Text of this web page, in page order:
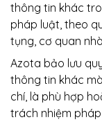
thông tin khác
pháp luật, theo
tụng, cơ quan
Azota bảo lưu
thông tin khác
chí, là phù hợp
trách nhiệm